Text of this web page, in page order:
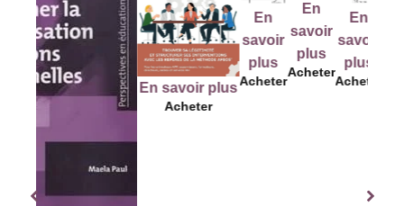
En savoir plus
Acheter
En
savoir
plus
Acheter
En
savoir
plus
Acheter
En
savoir
plus
Acheter
En
savoir
plus
Acheter